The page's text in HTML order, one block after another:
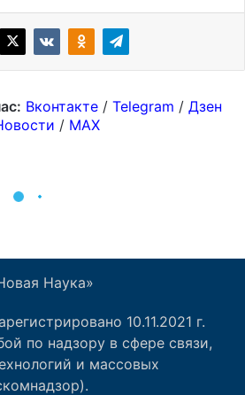
Наука»
10.11.2021 г.
по надзору в сфере связи,
и массовых